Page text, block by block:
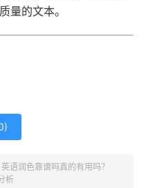
量的文本。
)
英语润色靠谱吗真的有用吗？
析